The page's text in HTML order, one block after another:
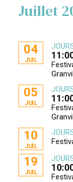
Juillet
04
JUIL
05
JUIL
10
JUIL
19
JUIL